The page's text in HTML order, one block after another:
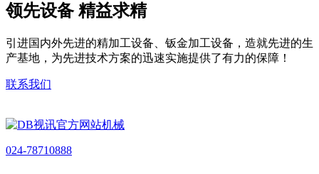
领先设备 精益求精
引进国内外先进的精加工设备、钣金加工设备，造就先进的生
产基地，为先进技术方案的迅速实施提供了有力的保障！
联系我们
024-78710888